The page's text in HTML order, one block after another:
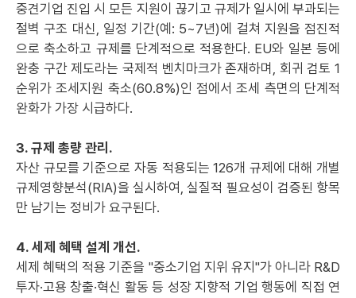
중견기업 진입 시 모든 지원이 끊기고 규제가 일시에 부과되는
절벽 구조 대신, 일정 기간(예: 5~7년)에 걸쳐 지원을 점진적
으로 축소하고 규제를 단계적으로 적용한다. EU와 일본 등에
완충 구간 제도라는 국제적 벤치마크가 존재하며, 회귀 검토 1
순위가 조세지원 축소(60.8%)인 점에서 조세 측면의 단계적
완화가 가장 시급하다.
3. 규제 총량 관리.
자산 규모를 기준으로 자동 적용되는 126개 규제에 대해 개별
규제영향분석(RIA)을 실시하여, 실질적 필요성이 검증된 항목
만 남기는 정비가 요구된다.
4. 세제 혜택 설계 개선.
세제 혜택의 적용 기준을 "중소기업 지위 유지"가 아니라 R&D
투자·고용 창출·혁신 활동 등 성장 지향적 기업 행동에 직접 연